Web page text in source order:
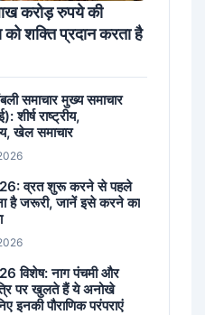
करोड़ रुपये की
को शक्ति प्रदान करता है
समाचार मुख्य समाचार
शीर्ष राष्ट्रीय,
खेल समाचार
व्रत शुरू करने से पहले
है जरूरी, जानें इसे करने का
विशेष: नाग पंचमी और
पर खुलते हैं ये अनोखे
इनकी पौराणिक परंपराएं